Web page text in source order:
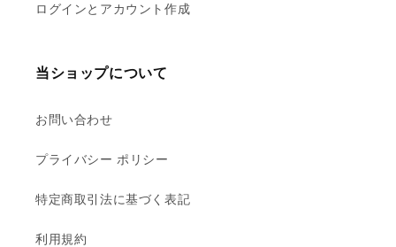
ログインとアカウント作成
当ショップについて
お問い合わせ
プライバシー ポリシー
特定商取引法に基づく表記
利用規約